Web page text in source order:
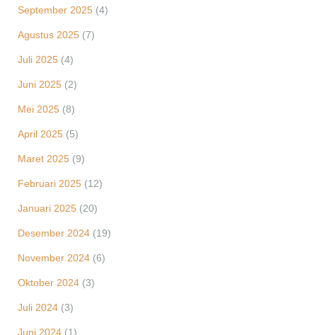
September 2025 (4)
Agustus 2025 (7)
Juli 2025 (4)
Juni 2025 (2)
Mei 2025 (8)
April 2025 (5)
Maret 2025 (9)
Februari 2025 (12)
Januari 2025 (20)
Desember 2024 (19)
November 2024 (6)
Oktober 2024 (3)
Juli 2024 (3)
Juni 2024 (1)